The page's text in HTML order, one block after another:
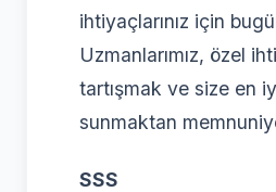
ihtiyaçlarınız için
Uzmanlarımız, özel
tartışmak ve size en
sunmaktan
SSS